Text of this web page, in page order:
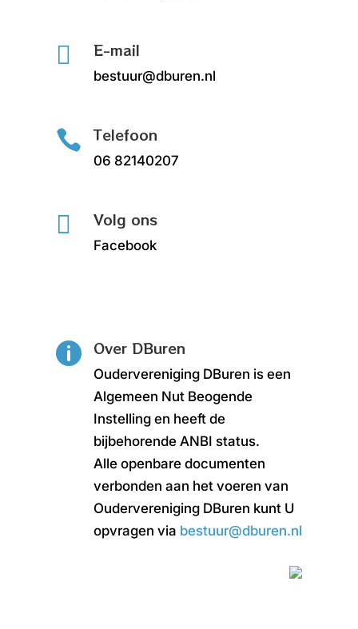
 E-mail
bestuur@dburen.nl
 Telefoon
06 82140207
 Volg ons
Facebook
 Over DBuren
Oudervereniging DBuren is een
Algemeen Nut Beogende
Instelling en heeft de
bijbehorende ANBI status.
Alle openbare documenten
verbonden aan het voeren van
Oudervereniging DBuren kunt U
opvragen via bestuur@dburen.nl